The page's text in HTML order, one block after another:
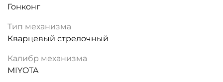
Гонконг
Тип механизма
Кварцевый стрелочный
Калибр механизма
MIYOTA